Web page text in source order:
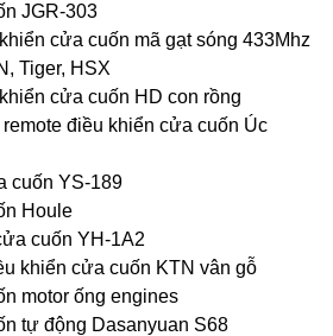
JGR-303
cửa cuốn mã gạt sóng 433Mhz
Tiger, HSX
cửa cuốn HD con rồng
điều khiển cửa cuốn Úc
cuốn YS-189
Houle
cuốn YH-1A2
khiển cửa cuốn KTN vân gỗ
motor ống engines
tự động Dasanyuan S68